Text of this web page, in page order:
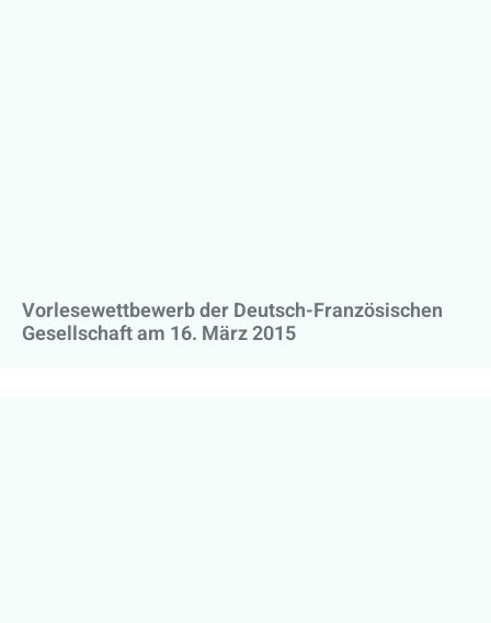
Vorlesewettbewerb der Deutsch-Französischen
Gesellschaft am 16. März 2015